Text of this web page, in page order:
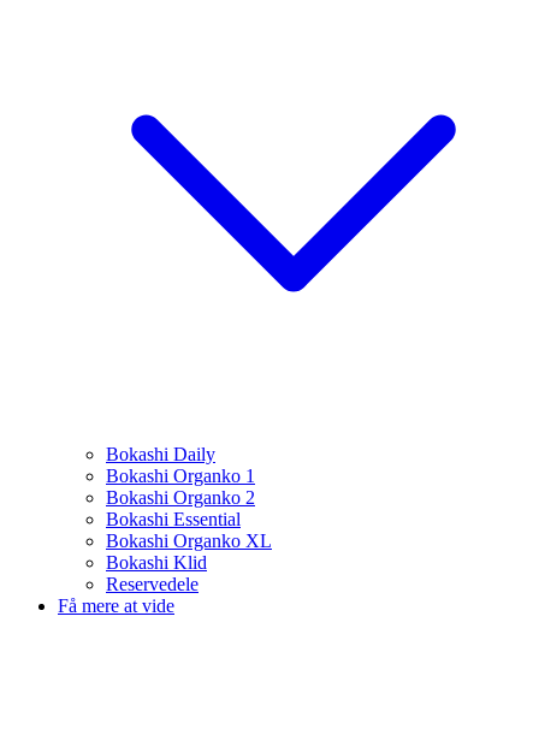
Bokashi Daily
Bokashi Organko 1
Bokashi Organko 2
Bokashi Essential
Bokashi Organko XL
Bokashi Klid
Reservedele
Få mere at vide